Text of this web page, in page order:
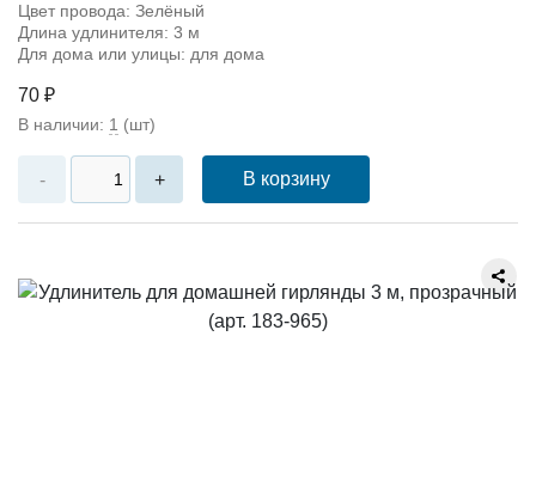
Цвет провода: Зелёный
Длина удлинителя: 3 м
Для дома или улицы: для дома
70 ₽
В наличии: 1 (шт)
- + В корзину